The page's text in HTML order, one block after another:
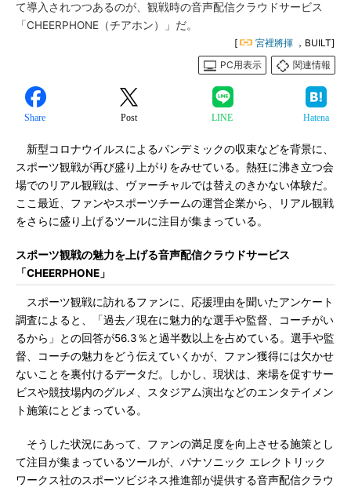
て導入されつつあるのが、観戦時の音声配信クラウドサービス
「CHEERPHONE（チアホン）」だ。
[ 宮裡將揮 ，BUILT]
PC用表示
関連情報
Share Post LINE Hatena
新型コロナウイルスによるパンデミックの収束などを背景に、
スポーツ観戦が再び盛り上がりをみせている。熱狂に沸き立つ会
場でのリアル観戦は、ヴァーチャルでは替えのきかない体験だ。
ここ最近、ファンやスポーツチームの運営企業から、リアル観戦
をさらに盛り上げるツールに注目が集まっている。
スポーツ観戦の魅力を上げる音声配信クラウドサービス
「CHEERPHONE」
スポーツ観戦に訪れるファンに、応援理由を聞いたアンケート
調査によると、「過去／現在に魅力的な選手や監督、コーチがい
るから」との回答が56.3％と過半数以上を占めている。選手や監
督、コーチの魅力をどう伝えていくかが、ファン獲得には欠かせ
ないことを裏付けるデータだ。しかし、現状は、来場を促すサー
ビスや競技場内のグルメ、スタジアム演出などのエンタテイメン
ト施策にとどまっている。
そうした状況にあって、ファンの満足度を向上させる施策とし
て注目が集まっているツールが、パナソニック エレクトリック
ワークス社のスポーツビジネス推進部が提供する音声配信クラウ